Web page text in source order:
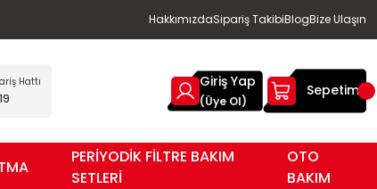
HakkımızdaSipariş TakibiBlogBize Ulaşın
Hattı Giriş Yap
(Üye Ol)
Sepetim
PERİYODİK FİLTRE BAKIM
SETLERİ
OTO
BAKIM